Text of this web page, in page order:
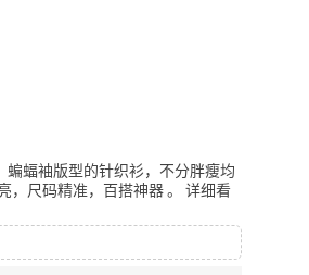
蝠袖版型的针织衫，不分胖瘦均
，尺码精准，百搭神器。 详细看